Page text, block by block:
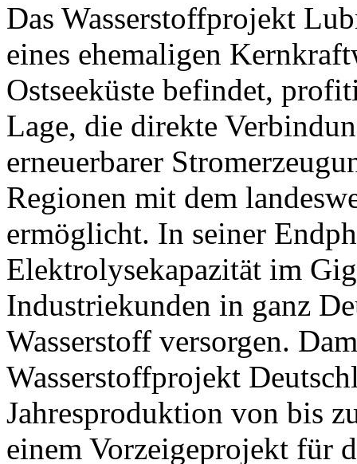
Das Wasserstoffprojekt
eines ehemaligen
Ostseeküste befindet,
Lage, die direkte
erneuerbarer
Regionen mit dem
ermöglicht. In seiner
Elektrolysekapazität im
Industriekunden in ganz
Wasserstoff versorgen.
Wasserstoffprojekt
Jahresproduktion von bis
einem Vorzeigeprojekt für